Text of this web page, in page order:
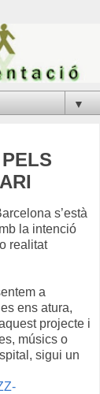
▼
s’està
la intenció
realitat
a
ens atura,
projecte i
músics o
sigui un